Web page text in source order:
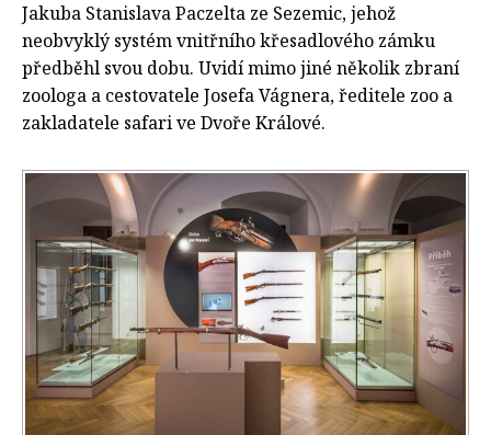
Jakuba Stanislava Paczelta ze Sezemic, jehož
neobvyklý systém vnitřního křesadlového zámku
předběhl svou dobu. Uvidí mimo jiné několik zbraní
zoologa a cestovatele Josefa Vágnera, ředitele zoo a
zakladatele safari ve Dvoře Králové.